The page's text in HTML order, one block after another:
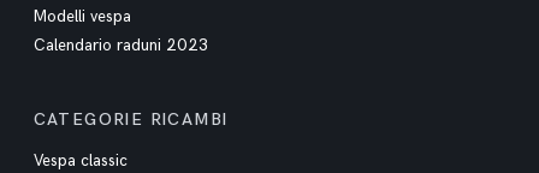
Modelli vespa
Calendario raduni 2023
CATEGORIE RICAMBI
Vespa classic